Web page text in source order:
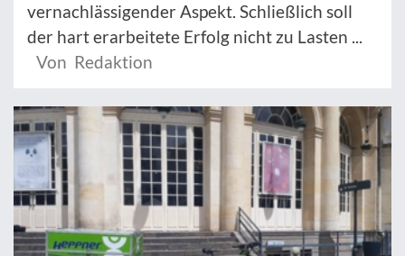
vernachlässigender Aspekt. Schließlich soll
der hart erarbeitete Erfolg nicht zu Lasten ...
Von Redaktion